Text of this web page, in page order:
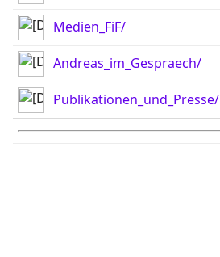
Medien_FiF/
Andreas_im_Gespraech/
Publikationen_und_Presse/